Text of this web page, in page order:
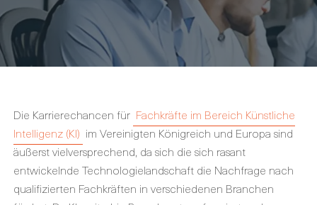
Die Karrierechancen für Fachkräfte im Bereich Künstliche
Intelligenz (KI) im Vereinigten Königreich und Europa sind
äußerst vielversprechend, da sich die sich rasant
entwickelnde Technologielandschaft die Nachfrage nach
qualifizierten Fachkräften in verschiedenen Branchen